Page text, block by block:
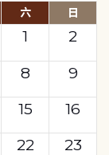
六 日
1
2
8
9
15
16
22
23